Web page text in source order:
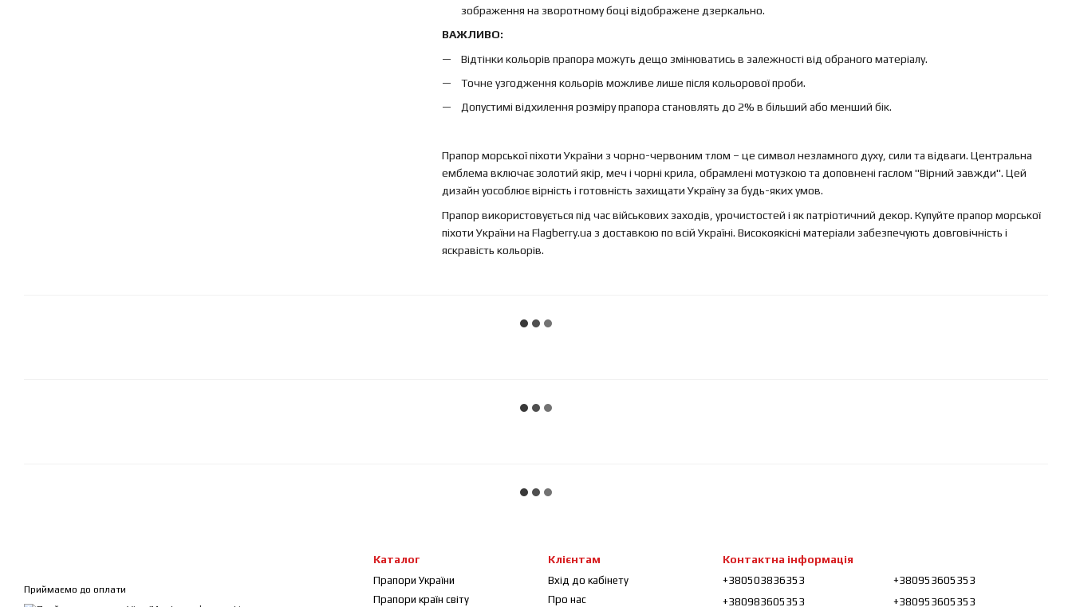
зображення на зворотному боці відображене дзеркально.
ВАЖЛИВО:
Відтінки кольорів прапора можуть дещо змінюватись в залежності від обраного матеріалу.
Точне узгодження кольорів можливе лише після кольорової проби.
Допустимі відхилення розміру прапора становлять до 2% в більший або менший бік.
Прапор морської піхоти України з чорно-червоним тлом – це символ незламного духу, сили та відваги. Центральна
емблема включає золотий якір, меч і чорні крила, обрамлені мотузкою та доповнені гаслом "Вірний завжди". Цей
дизайн уособлює вірність і готовність захищати Україну за будь-яких умов.
Прапор використовується під час військових заходів, урочистостей і як патріотичний декор. Купуйте прапор морської
піхоти України на Flagberry.ua з доставкою по всій Україні. Високоякісні матеріали забезпечують довговічність і
яскравість кольорів.
Приймаємо до оплати
Каталог
Прапори України
Прапори країн світу
Клієнтам
Вхід до кабінету
Про нас
Контактна інформація
+380503836353
+380983605353
+380953605353
+380953605353